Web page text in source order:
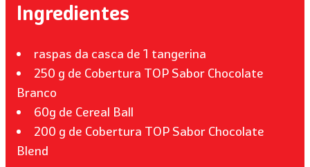
Ingredientes
raspas da casca de 1 tangerina
250 g de Cobertura TOP Sabor Chocolate
Branco
60g de Cereal Ball
200 g de Cobertura TOP Sabor Chocolate
Blend